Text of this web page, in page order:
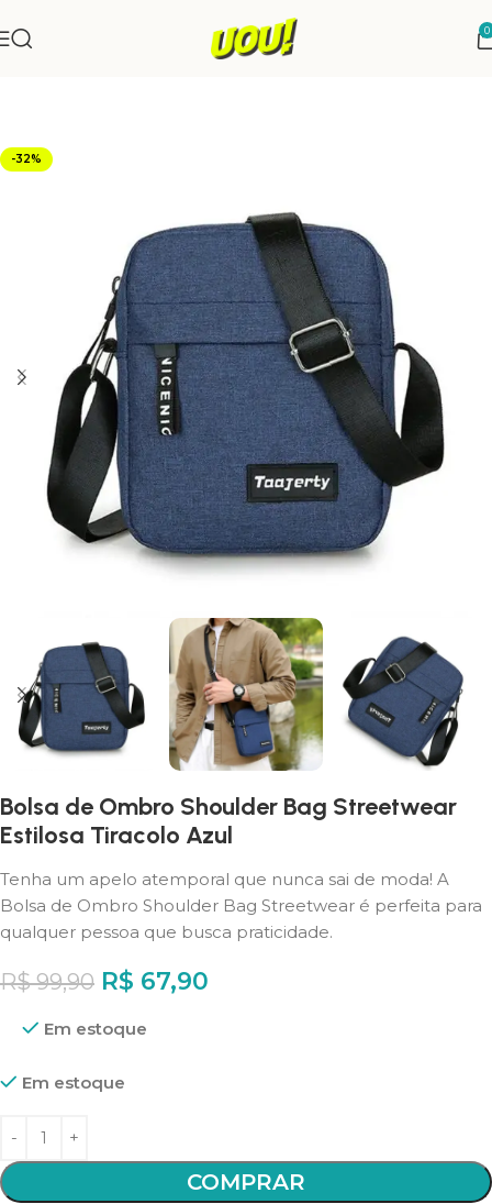
0
-32%
Bolsa de Ombro Shoulder Bag Streetwear
Estilosa Tiracolo Azul
Tenha um apelo atemporal que nunca sai de moda! A
Bolsa de Ombro Shoulder Bag Streetwear é perfeita para
qualquer pessoa que busca praticidade.
R$99,90 R$ 67,90
Em estoque
Em estoque
COMPRAR